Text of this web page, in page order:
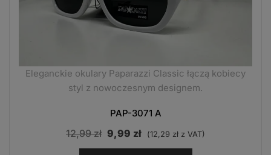
Eleganckie okulary Paparazzi Classic łączą kobiecy
styl z nowoczesnym designem.
PAP-3071 A
12,99zł Pierwotna
cena
9,99 zł Aktualna
cena
(12,29 zł z VAT)